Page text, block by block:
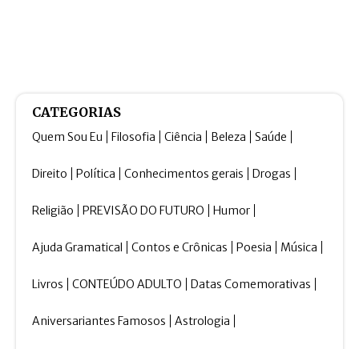
CATEGORIAS
Quem Sou Eu Filosofia Ciência Beleza Saúde
Direito Política Conhecimentos gerais Drogas
Religião PREVISÃO DO FUTURO Humor
Ajuda Gramatical Contos e Crônicas Poesia Música
Livros CONTEÚDO ADULTO Datas Comemorativas
Aniversariantes Famosos Astrologia